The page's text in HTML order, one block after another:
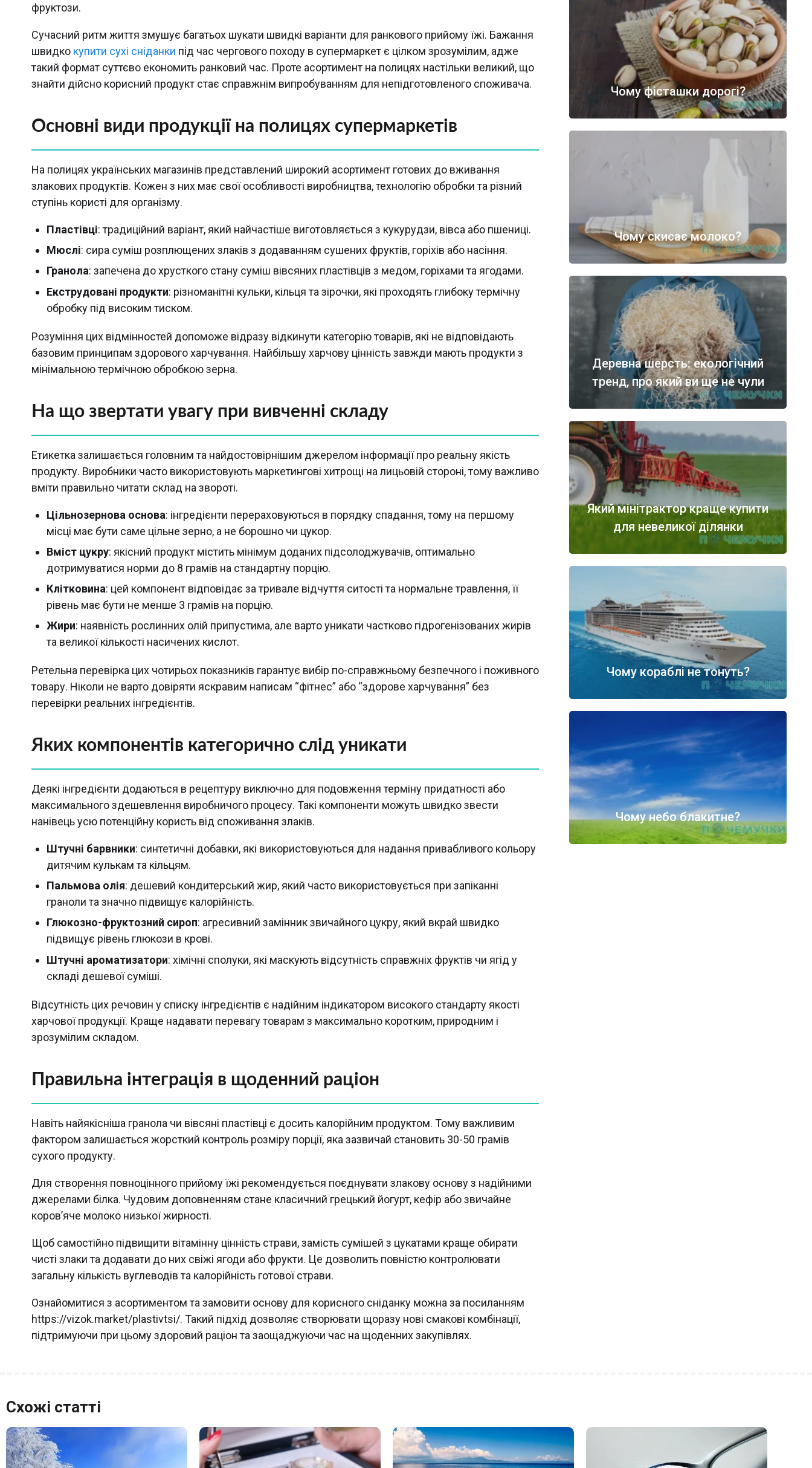
фруктози.
Сучасний ритм життя змушує багатьох шукати швидкі варіанти для ранкового прийому їжі. Бажання
швидко купити сухі сніданки під час чергового походу в супермаркет є цілком зрозумілим, адже
такий формат суттєво економить ранковий час. Проте асортимент на полицях настільки великий, що
знайти дійсно корисний продукт стає справжнім випробуванням для непідготовленого споживача.
Основні види продукції на полицях супермаркетів
На полицях українських магазинів представлений широкий асортимент готових до вживання
злакових продуктів. Кожен з них має свої особливості виробництва, технологію обробки та різний
ступінь користі для організму.
Пластівці: традиційний варіант, який найчастіше виготовляється з кукурудзи, вівса або пшениці.
Мюслі: сира суміш розплющених злаків з додаванням сушених фруктів, горіхів або насіння.
Гранола: запечена до хрусткого стану суміш вівсяних пластівців з медом, горіхами та ягодами.
Екструдовані продукти: різноманітні кульки, кільця та зірочки, які проходять глибоку термічну
обробку під високим тиском.
Розуміння цих відмінностей допоможе відразу відкинути категорію товарів, які не відповідають
базовим принципам здорового харчування. Найбільшу харчову цінність завжди мають продукти з
мінімальною термічною обробкою зерна.
На що звертати увагу при вивченні складу
Етикетка залишається головним та найдостовірнішим джерелом інформації про реальну якість
продукту. Виробники часто використовують маркетингові хитрощі на лицьовій стороні, тому важливо
вміти правильно читати склад на звороті.
Цільнозернова основа: інгредієнти перераховуються в порядку спадання, тому на першому
місці має бути саме цільне зерно, а не борошно чи цукор.
Вміст цукру: якісний продукт містить мінімум доданих підсолоджувачів, оптимально
дотримуватися норми до 8 грамів на стандартну порцію.
Клітковина: цей компонент відповідає за тривале відчуття ситості та нормальне травлення, її
рівень має бути не менше 3 грамів на порцію.
Жири: наявність рослинних олій припустима, але варто уникати частково гідрогенізованих жирів
та великої кількості насичених кислот.
Ретельна перевірка цих чотирьох показників гарантує вибір по-справжньому безпечного і поживного
товару. Ніколи не варто довіряти яскравим написам “фітнес” або “здорове харчування” без
перевірки реальних інгредієнтів.
Яких компонентів категорично слід уникати
Деякі інгредієнти додаються в рецептуру виключно для подовження терміну придатності або
максимального здешевлення виробничого процесу. Такі компоненти можуть швидко звести
нанівець усю потенційну користь від споживання злаків.
Штучні барвники: синтетичні добавки, які використовуються для надання привабливого кольору
дитячим кулькам та кільцям.
Пальмова олія: дешевий кондитерський жир, який часто використовується при запіканні
граноли та значно підвищує калорійність.
Глюкозно-фруктозний сироп: агресивний замінник звичайного цукру, який вкрай швидко
підвищує рівень глюкози в крові.
Штучні ароматизатори: хімічні сполуки, які маскують відсутність справжніх фруктів чи ягід у
складі дешевої суміші.
Відсутність цих речовин у списку інгредієнтів є надійним індикатором високого стандарту якості
харчової продукції. Краще надавати перевагу товарам з максимально коротким, природним і
зрозумілим складом.
Правильна інтеграція в щоденний раціон
Навіть найякісніша гранола чи вівсяні пластівці є досить калорійним продуктом. Тому важливим
фактором залишається жорсткий контроль розміру порції, яка зазвичай становить 30-50 грамів
сухого продукту.
Для створення повноцінного прийому їжі рекомендується поєднувати злакову основу з надійними
джерелами білка. Чудовим доповненням стане класичний грецький йогурт, кефір або звичайне
коров’яче молоко низької жирності.
Щоб самостійно підвищити вітамінну цінність страви, замість сумішей з цукатами краще обирати
чисті злаки та додавати до них свіжі ягоди або фрукти. Це дозволить повністю контролювати
загальну кількість вуглеводів та калорійність готової страви.
Ознайомитися з асортиментом та замовити основу для корисного сніданку можна за посиланням
https://vizok.market/plastivtsi/. Такий підхід дозволяє створювати щоразу нові смакові комбінації,
підтримуючи при цьому здоровий раціон та заощаджуючи час на щоденних закупівлях.
Чому фісташки дорогі?
Чому скисає молоко?
Деревна шерсть: екологічний
тренд, про який ви ще не чули
Який мінітрактор краще купити
для невеликої ділянки
Чому кораблі не тонуть?
Чому небо блакитне?
Схожі статті